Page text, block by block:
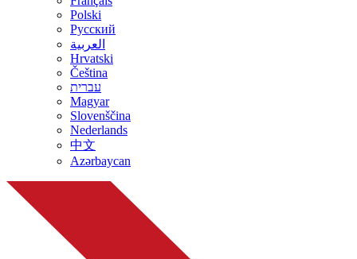
Polski
Русский
العربية
Hrvatski
Čeština
עברית
Magyar
Slovenščina
Nederlands
中文
Azərbaycan